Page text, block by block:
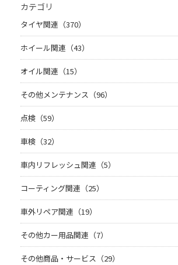
カテゴリ
タイヤ関連（370）
ホイール関連（43）
オイル関連（15）
その他メンテナンス（96）
点検（59）
車検（32）
車内リフレッシュ関連（5）
コーティング関連（25）
車外リペア関連（19）
その他カー用品関連（7）
その他商品・サービス（29）